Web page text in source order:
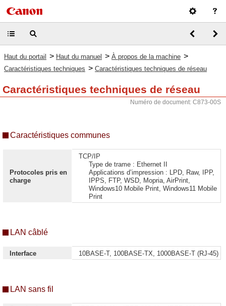
Haut du portail > Haut du manuel > À propos de la machine >
Caractéristiques techniques > Caractéristiques techniques de réseau
Caractéristiques techniques de réseau
Numéro de document: C873-00S
Caractéristiques communes
Protocoles pris en
charge
TCP/IP
Type de trame : Ethernet II
Applications d’impression : LPD, Raw, IPP,
IPPS, FTP, WSD, Mopria, AirPrint,
Windows10 Mobile Print, Windows11 Mobile
Print
LAN câblé
Interface 10BASE-T, 100BASE-TX, 1000BASE-T (RJ-45)
LAN sans fil